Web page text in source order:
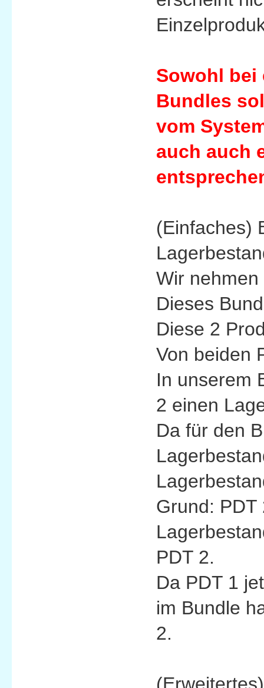
Sowohl bei
Bundles
vom
auch auch
(Einfaches)
Wir
Dieses
Diese 2
Von beiden
In unserem
2 einen
Da für den
Grund:
PDT 2.
Da PDT 1
im Bundle
2.